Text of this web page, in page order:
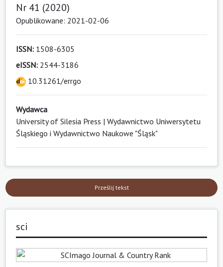
Nr 41 (2020)
Opublikowane: 2021-02-06
ISSN: 1508-6305
eISSN: 2544-3186
10.31261/errgo
Wydawca
University of Silesia Press | Wydawnictwo Uniwersytetu
Śląskiego i Wydawnictwo Naukowe "Śląsk"
Prześlij tekst
sci